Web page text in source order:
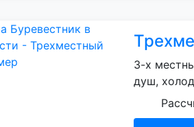
3-х
душ,